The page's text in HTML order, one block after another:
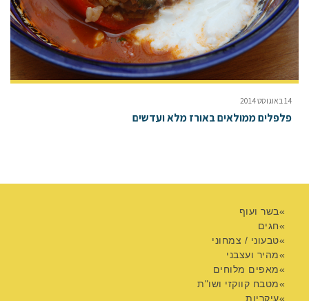
14 באוגוסט 2014
פלפלים ממולאים באורז מלא ועדשים
בשר ועוף
חגים
טבעוני / צמחוני
מהיר ועצבני
מאפים מלוחים
מטבח קווקזי ושו"ת
עיקריות